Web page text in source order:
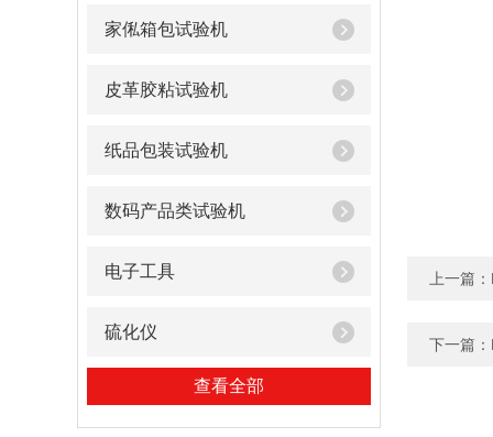
家俬箱包试验机
皮革胶粘试验机
纸品包装试验机
数码产品类试验机
电子工具
硫化仪
查看全部
上一篇：
下一篇：